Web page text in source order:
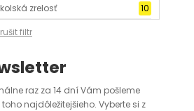
zrelosť
10
raz za 14 dní Vám pošleme
najdôležitejšieho. Vyberte si z